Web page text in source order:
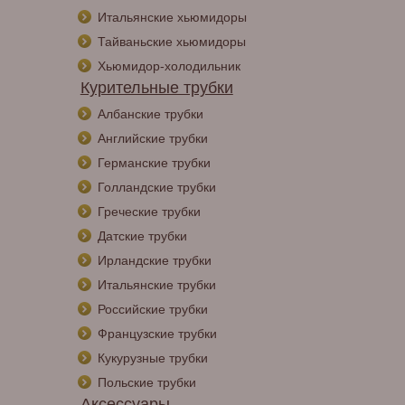
Итальянские хьюмидоры
Тайваньские хьюмидоры
Хьюмидор-холодильник
Курительные трубки
Албанские трубки
Английские трубки
Германские трубки
Голландские трубки
Греческие трубки
Датские трубки
Ирландские трубки
Итальянские трубки
Российские трубки
Французские трубки
Кукурузные трубки
Польские трубки